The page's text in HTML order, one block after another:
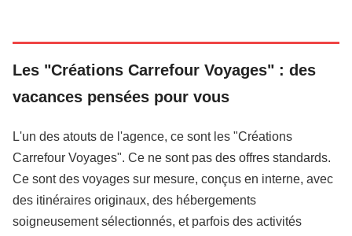
Les "Créations Carrefour Voyages" : des
vacances pensées pour vous
L'un des atouts de l'agence, ce sont les "Créations
Carrefour Voyages". Ce ne sont pas des offres standards.
Ce sont des voyages sur mesure, conçus en interne, avec
des itinéraires originaux, des hébergements
soigneusement sélectionnés, et parfois des activités